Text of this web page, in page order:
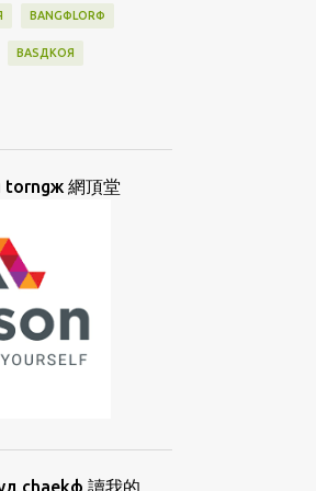
BANGФLORФ
BASДKOЯ
CHAEKФ
torngж 網頂堂
chaekф 讀我的